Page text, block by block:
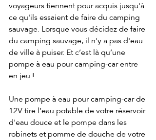
voyageurs tiennent pour acquis jusqu'à
ce qu'ils essaient de faire du camping
sauvage. Lorsque vous décidez de faire
du camping sauvage, il n'y a pas d'eau
de ville à puiser. Et c’est là qu’une
pompe à eau pour camping-car entre
en jeu !
Une pompe à eau pour camping-car de
12V tire l’eau potable de votre réservoir
d'eau douce et le pompe dans les
robinets et pomme de douche de votre